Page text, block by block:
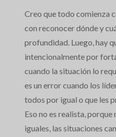
Creo que todo comienza
con reconocer dónde y
profundidad. Luego, hay
intencionalmente por
cuando la situación lo
es un error cuando los
todos por igual o que les
Eso no es realista, porque
iguales, las situaciones